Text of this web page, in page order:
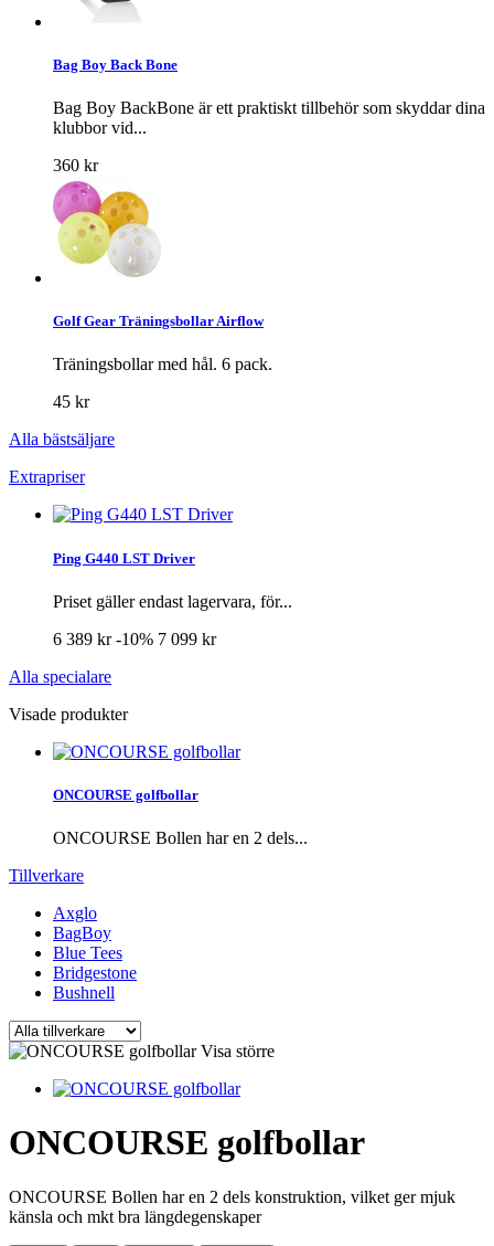
Bag Boy Back Bone
Bag Boy BackBone är ett praktiskt tillbehör som skyddar dina
klubbor vid...
360 kr
Golf Gear Träningsbollar Airflow
Träningsbollar med hål. 6 pack.
45 kr
Alla bästsäljare
Extrapriser
Ping G440 LST Driver
Priset gäller endast lagervara, för...
6 389 kr-10% 7 099 kr
Alla specialare
Visade produkter
ONCOURSE golfbollar
ONCOURSE Bollen har en 2 dels...
Tillverkare
Axglo
BagBoy
Blue Tees
Bridgestone
Bushnell
Visa större
ONCOURSE golfbollar
ONCOURSE Bollen har en 2 dels konstruktion, vilket ger mjuk
känsla och mkt bra längdegenskaper